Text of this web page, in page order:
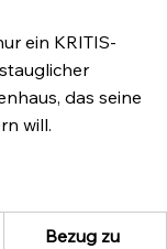
ein KRITIS-
das seine
will.
Bezug zu